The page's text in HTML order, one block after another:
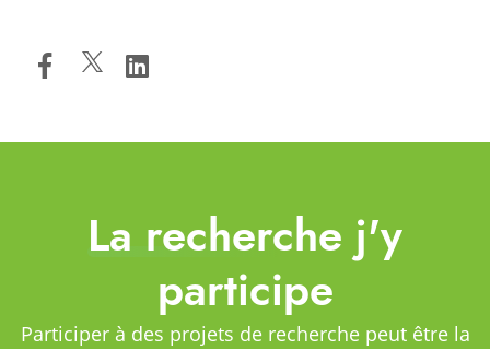
La recherche j'y
participe
Participer à des projets de recherche peut être la